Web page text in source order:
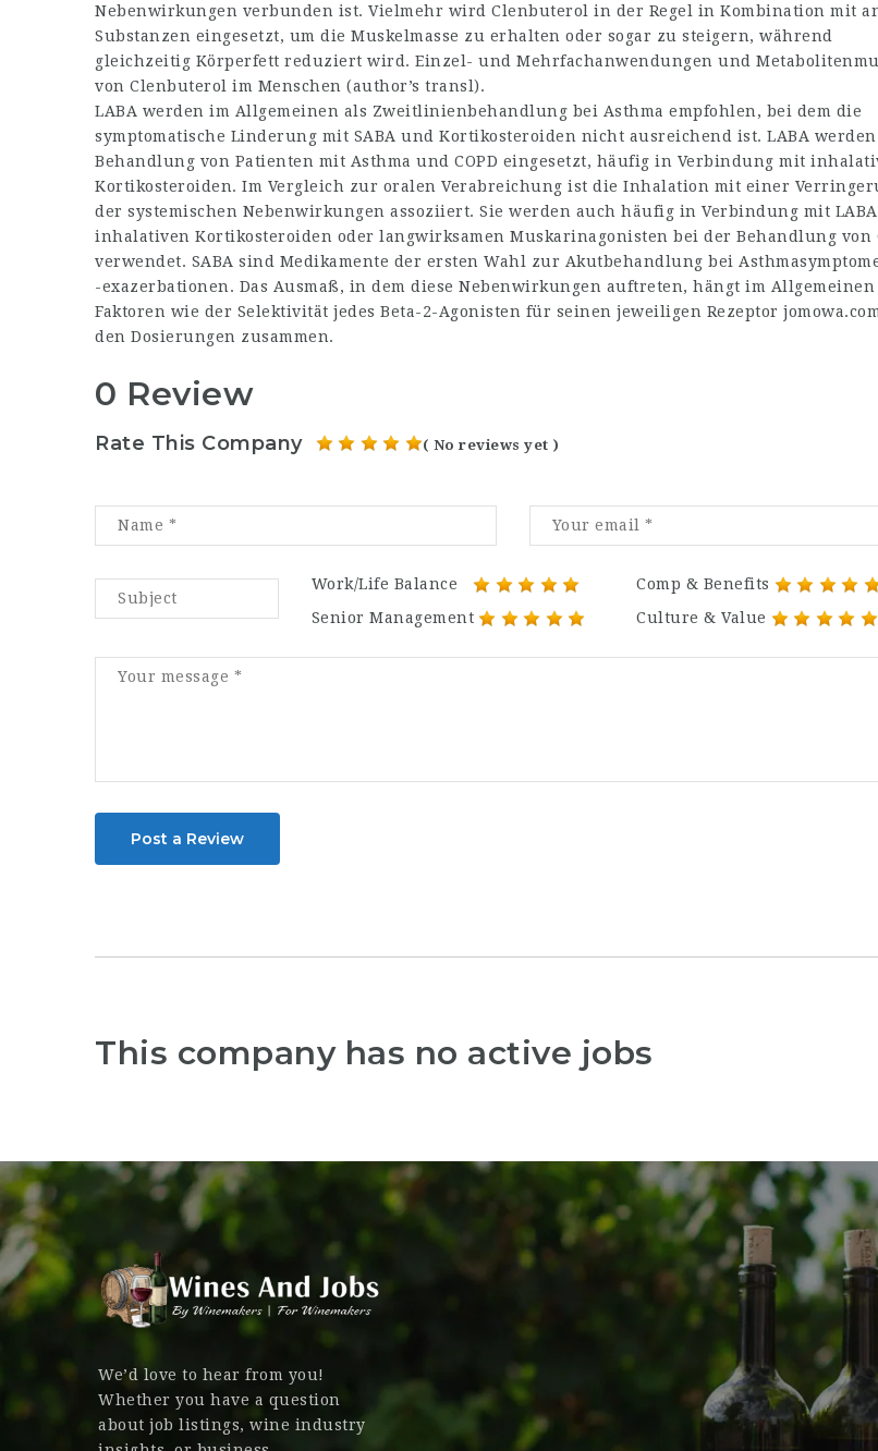
Nebenwirkungen verbunden ist. Vielmehr wird Clenbuterol in der Regel in Kombination mit
Substanzen eingesetzt, um die Muskelmasse zu erhalten oder sogar zu steigern, während
gleichzeitig Körperfett reduziert wird. Einzel- und Mehrfachanwendungen und
von Clenbuterol im Menschen (author’s transl).
LABA werden im Allgemeinen als Zweitlinienbehandlung bei Asthma empfohlen, bei dem die
symptomatische Linderung mit SABA und Kortikosteroiden nicht ausreichend ist. LABA
Behandlung von Patienten mit Asthma und COPD eingesetzt, häufig in Verbindung mit
Kortikosteroiden. Im Vergleich zur oralen Verabreichung ist die Inhalation mit einer
der systemischen Nebenwirkungen assoziiert. Sie werden auch häufig in Verbindung mit
inhalativen Kortikosteroiden oder langwirksamen Muskarinagonisten bei der Behandlung von
verwendet. SABA sind Medikamente der ersten Wahl zur Akutbehandlung bei
-exazerbationen. Das Ausmaß, in dem diese Nebenwirkungen auftreten, hängt im
Faktoren wie der Selektivität jedes Beta-2-Agonisten für seinen jeweiligen Rezeptor
den Dosierungen zusammen.
0 Review
Rate This Company ( No reviews yet )
Work/Life Balance
Comp & Benefits
Senior Management
Culture & Value
Post a Review
This company has no active jobs
We’d love to hear from you!
Whether you have a question
about job listings, wine industry